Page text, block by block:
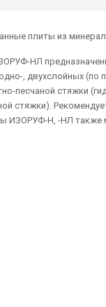
плиты из
НЛ
, двухслойных
песчаной стяжки
стяжки).
Н, -НЛ также